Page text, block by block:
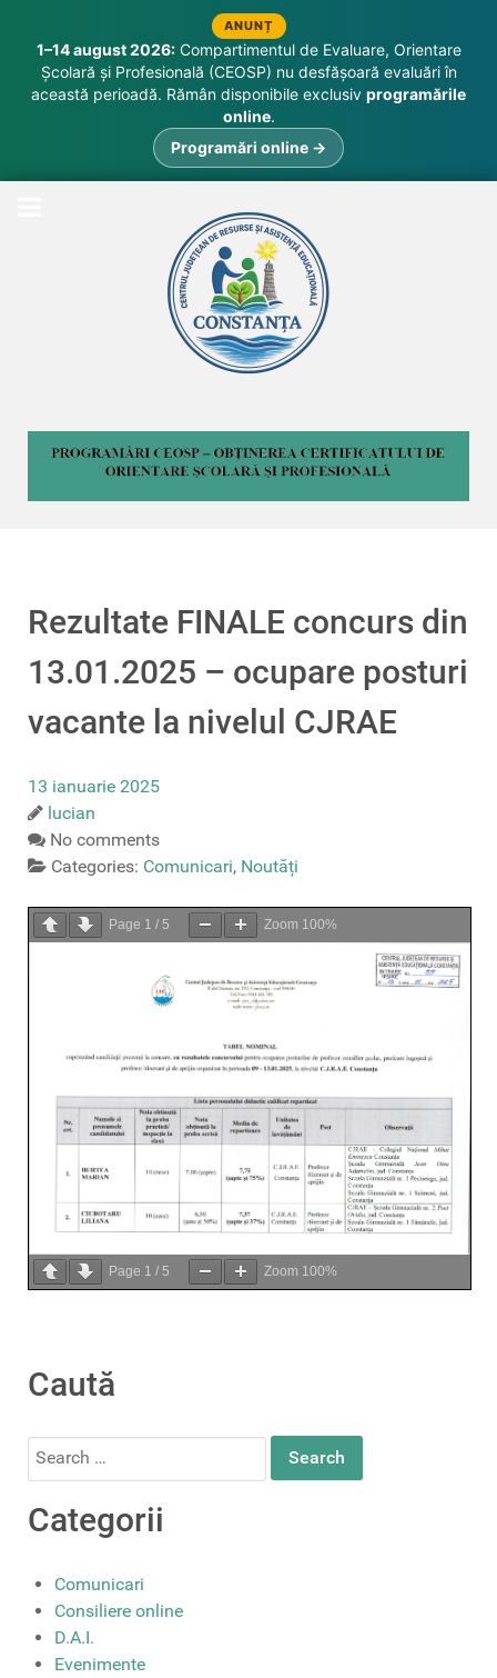
ANUNȚ
1–14 august 2026:Compartimentul de Evaluare, Orientare
Școlară și Profesională (CEOSP) nu desfășoară evaluări în
această perioadă. Rămân disponibile exclusiv programările
online.
Programări online →
Rezultate FINALE concurs din
13.01.2025 – ocupare posturi
vacante la nivelul CJRAE
13 ianuarie 2025
lucian
No comments
Categories: Comunicari, Noutăți
Page 1 / 5 Zoom 100%
Page 1 / 5 Zoom 100%
Caută
Search
Categorii
Comunicari
Consiliere online
D.A.I.
Evenimente